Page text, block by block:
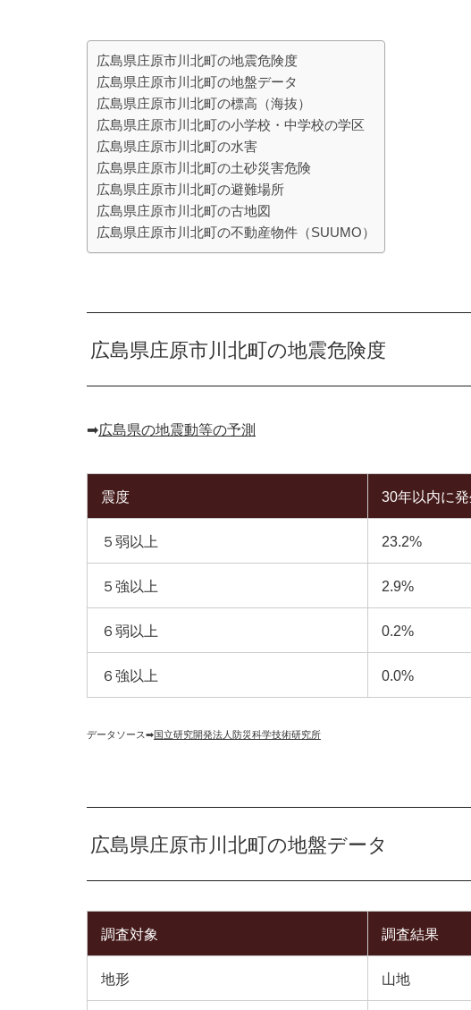
広島県庄原市川北町の地震危険度
広島県庄原市川北町の地盤データ
広島県庄原市川北町の標高（海抜）
広島県庄原市川北町の小学校・中学校の学区
広島県庄原市川北町の水害
広島県庄原市川北町の土砂災害危険
広島県庄原市川北町の避難場所
広島県庄原市川北町の古地図
広島県庄原市川北町の不動産物件（SUUMO）
広島県庄原市川北町の地震危険度
➡︎広島県の地震動等の予測
震度 30年以内に
５弱以上 23.2%
５強以上 2.9%
６弱以上 0.2%
６強以上 0.0%
データソース➡︎国立研究開発法人防災科学技術研究所
広島県庄原市川北町の地盤データ
調査対象 調査結果
地形 山地